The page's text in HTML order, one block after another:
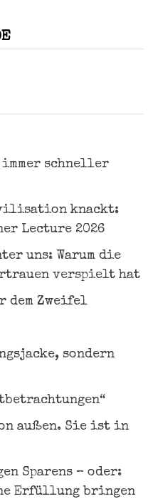
immer schneller
knackt:
Lecture 2026
uns: Warum die
verspielt hat
dem Zweifel
sondern
außen. Sie ist in
Sparens – oder:
Erfüllung bringen